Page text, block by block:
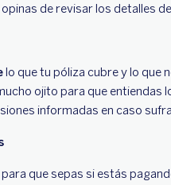
opinas de revisar los detalles
lo que tu póliza cubre y lo que
ojito para que entiendas
informadas en caso
para que sepas si estás